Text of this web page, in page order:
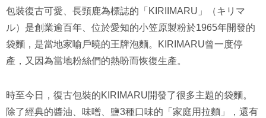
包裝復古可愛、長頸鹿為標誌的「KIRIIMARU」（キリマ
ル）是創業逾百年、位於愛知的小笠原製粉於1965年開發的
袋麵，是當地家喻戶曉的王牌泡麵。KIRIMARU曾一度停
產，又因為當地粉絲們的熱盼而恢復生產。
時至今日，復古包裝的KIRIMARU開發了很多主題的袋麵。
除了經典的醬油、味噌、鹽3種口味的「家庭用拉麵」，還有